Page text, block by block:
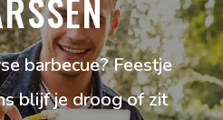
barbecue? Feestje
blijf je droog of zit